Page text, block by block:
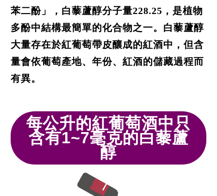
苯二酚」，白藜蘆醇分子量228.25，是植物
多酚中結構最簡單的化合物之一。白藜蘆醇
大量存在於紅葡萄帶皮釀成的紅酒中，但含
量會依葡萄產地、年份、紅酒的儲藏過程而
有異。
每公升的紅葡萄酒中只
含有1~7毫克的白藜蘆
醇